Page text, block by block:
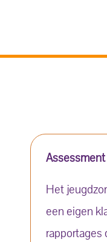
Assessment
Het
een eigen
rapportages